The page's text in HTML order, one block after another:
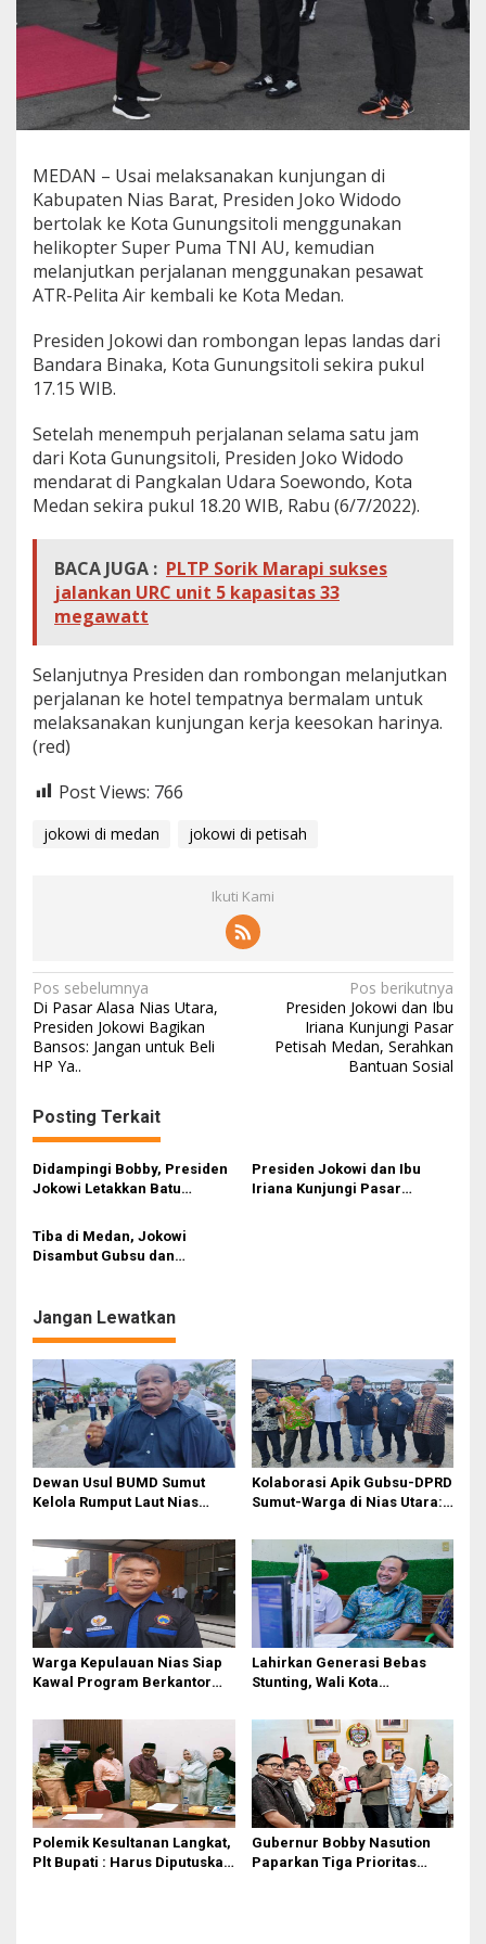
MEDAN – Usai melaksanakan kunjungan di
Kabupaten Nias Barat, Presiden Joko Widodo
bertolak ke Kota Gunungsitoli menggunakan
helikopter Super Puma TNI AU, kemudian
melanjutkan perjalanan menggunakan pesawat
ATR-Pelita Air kembali ke Kota Medan.
Presiden Jokowi dan rombongan lepas landas dari
Bandara Binaka, Kota Gunungsitoli sekira pukul
17.15 WIB.
Setelah menempuh perjalanan selama satu jam
dari Kota Gunungsitoli, Presiden Joko Widodo
mendarat di Pangkalan Udara Soewondo, Kota
Medan sekira pukul 18.20 WIB, Rabu (6/7/2022).
BACA JUGA : PLTP Sorik Marapi sukses
jalankan URC unit 5 kapasitas 33
megawatt
Selanjutnya Presiden dan rombongan melanjutkan
perjalanan ke hotel tempatnya bermalam untuk
melaksanakan kunjungan kerja keesokan harinya.
(red)
Post Views: 766
jokowi di medan jokowi di petisah
Ikuti Kami
Navigasi
pos
Pos sebelumnya
Di Pasar Alasa Nias Utara,
Presiden Jokowi Bagikan
Bansos: Jangan untuk Beli
HP Ya..
Pos berikutnya
Presiden Jokowi dan Ibu
Iriana Kunjungi Pasar
Petisah Medan, Serahkan
Bantuan Sosial
Posting Terkait
Didampingi Bobby, Presiden
Jokowi Letakkan Batu
Lapangan Merdeka
Presiden Jokowi dan Ibu
Iriana Kunjungi Pasar
Tiba di Medan, Jokowi
Disambut Gubsu dan
Jangan Lewatkan
Dewan Usul BUMD Sumut
Kelola Rumput Laut Nias
Kolaborasi Apik Gubsu-DPRD
Sumut-Warga di Nias Utara:
Akhirnya Diperbaiki
Warga Kepulauan Nias Siap
Kawal Program Berkantor
Lahirkan Generasi Bebas
Stunting, Wali Kota
Optimalisasi SP3 Catin
Polemik Kesultanan Langkat,
Plt Bupati : Harus Diputuskan
Gubernur Bobby Nasution
Paparkan Tiga Prioritas